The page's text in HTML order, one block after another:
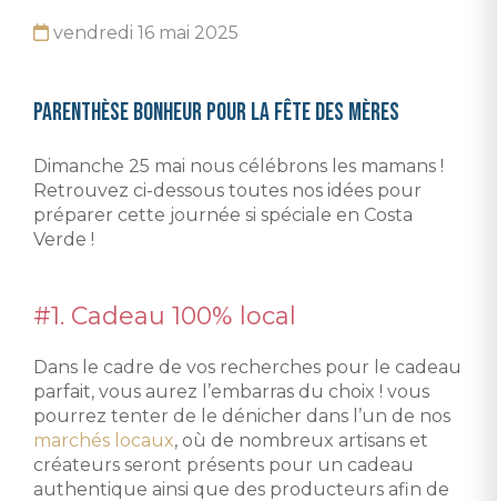
vendredi 16 mai 2025
Parenthèse bonheur pour la fête des mères
Dimanche 25 mai nous célébrons les mamans !
Retrouvez ci-dessous toutes nos idées pour
préparer cette journée si spéciale en Costa
Verde !
#1. Cadeau 100% local
Dans le cadre de vos recherches pour le cadeau
parfait, vous aurez l’embarras du choix ! vous
pourrez tenter de le dénicher dans l’un de nos
marchés locaux, où de nombreux artisans et
créateurs seront présents pour un cadeau
authentique ainsi que des producteurs afin de